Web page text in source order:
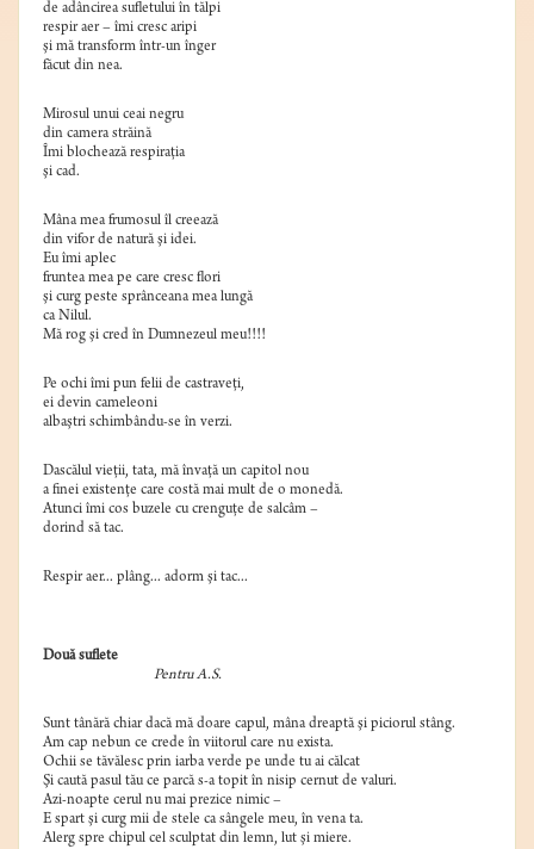
de adâncirea sufletului în tălpi
respir aer – îmi cresc aripi
şi mă transform într-un înger
făcut din nea.
Mirosul unui ceai negru
din camera străină
Îmi blochează respiraţia
şi cad.
Mâna mea frumosul îl creează
din vifor de natură şi idei.
Eu îmi aplec
fruntea mea pe care cresc flori
şi curg peste sprânceana mea lungă
ca Nilul.
Mă rog şi cred în Dumnezeul meu!!!!
Pe ochi îmi pun felii de castraveţi,
ei devin cameleoni
albaştri schimbându-se în verzi.
Dascălul vieţii, tata, mă învaţă un capitol nou
a finei existenţe care costă mai mult de o monedă.
Atunci îmi cos buzele cu crenguţe de salcâm –
dorind să tac.
Respir aer... plâng... adorm şi tac...
Două suflete
Pentru A.S.
Sunt tânără chiar dacă mă doare capul, mâna dreaptă şi piciorul stâng.
Am cap nebun ce crede în viitorul care nu exista.
Ochii se tăvălesc prin iarba verde pe unde tu ai călcat
Şi caută pasul tău ce parcă s-a topit în nisip cernut de valuri.
Azi-noapte cerul nu mai prezice nimic –
E spart şi curg mii de stele ca sângele meu, în vena ta.
Alerg spre chipul cel sculptat din lemn, lut şi miere.